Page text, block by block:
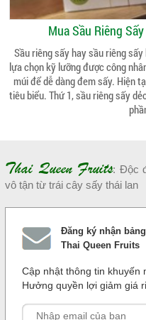
Mua Sầu Riêng
Sầu riêng sấy hay sầu riêng
lựa chọn kỹ lưỡng được công
múi để dễ dàng đem sấy. Hiện
tiêu biểu. Thứ 1, sầu riêng sấy
Thai Queen Fruits: Độc
vô tận từ trái cây sấy thái lan
Đăng ký nhận
Thai Queen Fruits
Cập nhật thông tin khuyến
Hưởng quyền lợi giảm giá